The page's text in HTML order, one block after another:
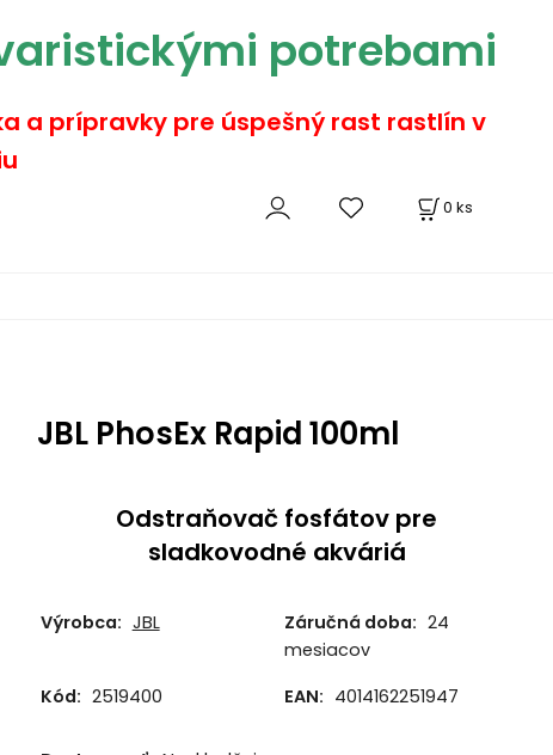
potrebami
a prípravky pre úspešný rast rastlín v
0 ks
JBL PhosEx Rapid 100ml
Odstraňovač fosfátov pre
sladkovodné akváriá
Výrobca: JBL Záručná doba: 24
mesiacov
Kód: 2519400 EAN: 4014162251947